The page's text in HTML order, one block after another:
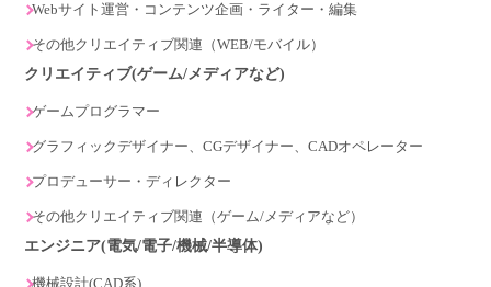
Webサイト運営・コンテンツ企画・ライター・編集
その他クリエイティブ関連（WEB/モバイル）
クリエイティブ(ゲーム/メディアなど)
ゲームプログラマー
グラフィックデザイナー、CGデザイナー、CADオペレーター
プロデューサー・ディレクター
その他クリエイティブ関連（ゲーム/メディアなど）
エンジニア(電気/電子/機械/半導体)
機械設計(CAD系)